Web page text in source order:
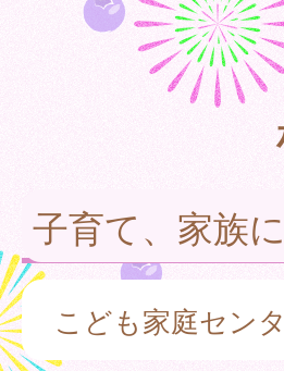
子育て、家族
こども家庭セン